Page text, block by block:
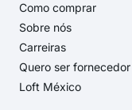
Como comprar
Sobre nós
Carreiras
Quero ser fornecedor
Loft México